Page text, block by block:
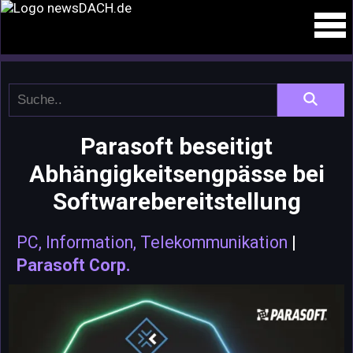
Parasoft beseitigt
Abhängigkeitsengpässe bei
Softwarebereitstellung
PC, Information, Telekommunikation |
Parasoft Corp.